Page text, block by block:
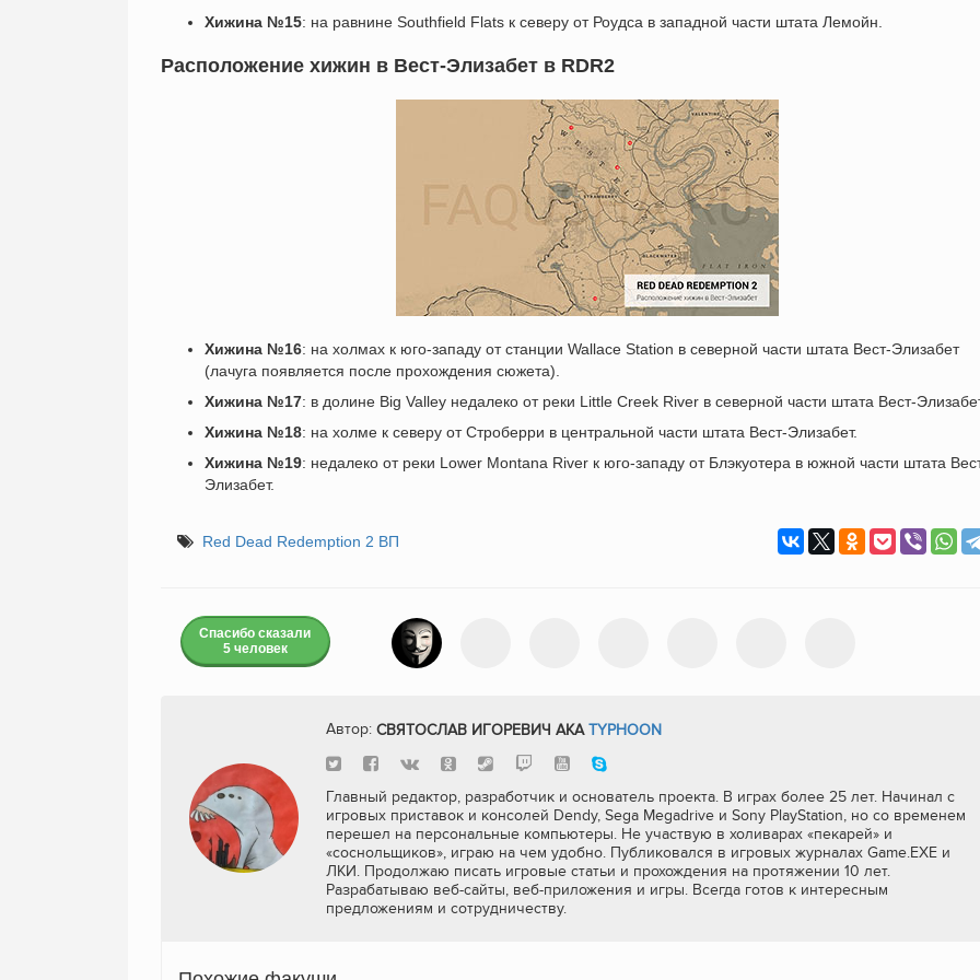
Хижина №15: на равнине Southfield Flats к северу от Роудса в западной части штата Лемойн.
Расположение хижин в Вест-Элизабет в RDR2
Хижина №16: на холмах к юго-западу от станции Wallace Station в северной части штата Вест-Элизабет
(лачуга появляется после прохождения сюжета).
Хижина №17: в долине Big Valley недалеко от реки Little Creek River в северной части штата Вест-
Хижина №18: на холме к северу от Строберри в центральной части штата Вест-Элизабет.
Хижина №19: недалеко от реки Lower Montana River к юго-западу от Блэкуотера в южной части штата
Элизабет.
Red Dead Redemption 2 ВП
Спасибо сказали
5 человек
Автор: СВЯТОСЛАВ ИГОРЕВИЧ AKATYPHOON
Главный редактор, разработчик и основатель проекта. В играх более 25 лет. Начинал с
игровых приставок и консолей Dendy, Sega Megadrive и Sony PlayStation, но со временем
перешел на персональные компьютеры. Не участвую в холиварах «пекарей» и
«соснольщиков», играю на чем удобно. Публиковался в игровых журналах Game.EXE и
ЛКИ. Продолжаю писать игровые статьи и прохождения на протяжении 10 лет.
Разрабатываю веб-сайты, веб-приложения и игры. Всегда готов к интересным
предложениям и сотрудничеству.